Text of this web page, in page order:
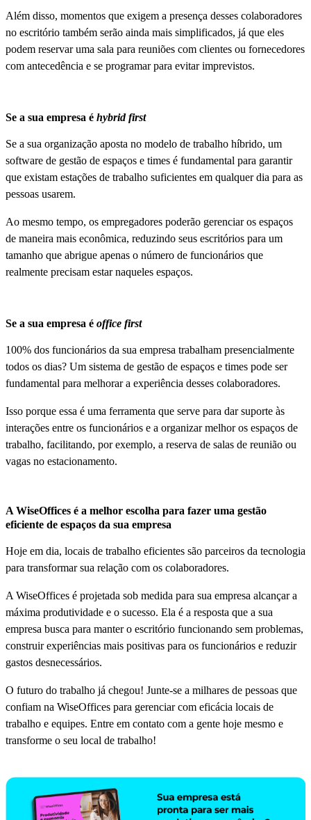
Além disso, momentos que exigem a presença desses colaboradores
no escritório também serão ainda mais simplificados, já que eles
podem reservar uma sala para reuniões com clientes ou fornecedores
com antecedência e se programar para evitar imprevistos.
Se a sua empresa é hybrid first
Se a sua organização aposta no modelo de trabalho híbrido, um
software de gestão de espaços e times é fundamental para garantir
que existam estações de trabalho suficientes em qualquer dia para as
pessoas usarem.
Ao mesmo tempo, os empregadores poderão gerenciar os espaços
de maneira mais econômica, reduzindo seus escritórios para um
tamanho que abrigue apenas o número de funcionários que
realmente precisam estar naqueles espaços.
Se a sua empresa é office first
100% dos funcionários da sua empresa trabalham presencialmente
todos os dias? Um sistema de gestão de espaços e times pode ser
fundamental para melhorar a experiência desses colaboradores.
Isso porque essa é uma ferramenta que serve para dar suporte às
interações entre os funcionários e a organizar melhor os espaços de
trabalho, facilitando, por exemplo, a reserva de salas de reunião ou
vagas no estacionamento.
A WiseOffices é a melhor escolha para fazer uma gestão
eficiente de espaços da sua empresa
Hoje em dia, locais de trabalho eficientes são parceiros da tecnologia
para transformar sua relação com os colaboradores.
A WiseOffices é projetada sob medida para sua empresa alcançar a
máxima produtividade e o sucesso. Ela é a resposta que a sua
empresa busca para manter o escritório funcionando sem problemas,
construir experiências mais positivas para os funcionários e reduzir
gastos desnecessários.
O futuro do trabalho já chegou! Junte-se a milhares de pessoas que
confiam na WiseOffices para gerenciar com eficácia locais de
trabalho e equipes. Entre em contato com a gente hoje mesmo e
transforme o seu local de trabalho!